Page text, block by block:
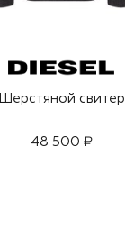
Шерстяной свитер
48 500 ₽